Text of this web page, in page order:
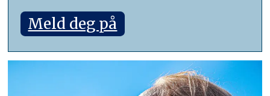
Meld deg på